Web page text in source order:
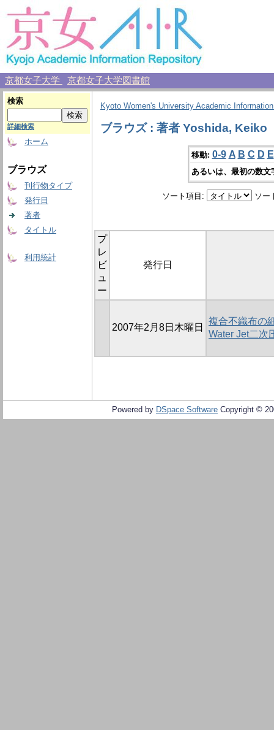
京都女子大学 京都女子大学図書館
検索
詳細検索
ホーム
ブラウズ
刊行物タイプ
発行日
著者
タイトル
利用統計
Kyoto Women's University Academic
ブラウズ : 著者 Yoshida, Keiko
移動: 0-9 A B C D E
あるいは、最初の数
ソート項目: ソー
プ
レ
ビ
ュ
ー
発行日
2007年2月8日木曜日
複合不織布の
Water Jet二次
Powered by DSpace Software Copyright ©